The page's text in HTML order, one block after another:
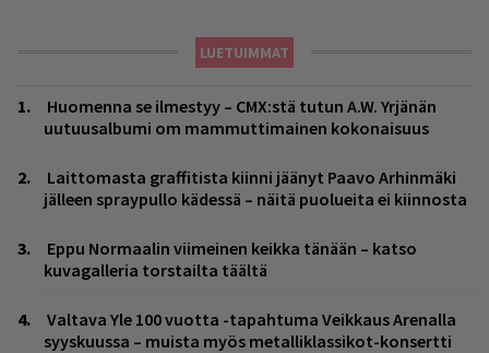
LUETUIMMAT
Huomenna se ilmestyy – CMX:stä tutun A.W. Yrjänän
uutuusalbumi om mammuttimainen kokonaisuus
Laittomasta graffitista kiinni jäänyt Paavo Arhinmäki
jälleen spraypullo kädessä – näitä puolueita ei kiinnosta
Eppu Normaalin viimeinen keikka tänään – katso
kuvagalleria torstailta täältä
Valtava Yle 100 vuotta -tapahtuma Veikkaus Arenalla
syyskuussa – muista myös metalliklassikot-konsertti